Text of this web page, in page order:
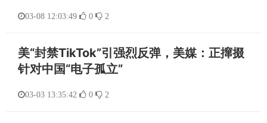
03-08 12:03:49 0 2
美“封禁TikTok”引强烈反弹，美媒：正撺掇
针对中国“电子孤立”
03-03 13:35:42 0 2